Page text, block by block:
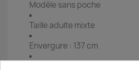
Modèle sans poche
Taille adulte mixte
Envergure : 137 cm